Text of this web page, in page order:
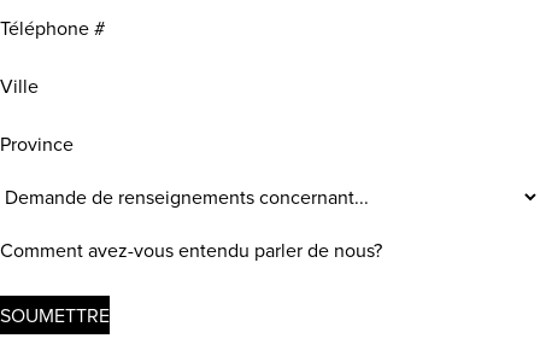
Téléphone
Ville
Province
Demande
de
(Requis)
Comment
avez-
entendu
parler
de